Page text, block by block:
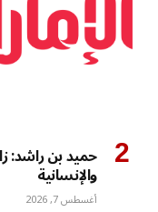
حميد بن راشد:
والإنسانية
أغسطس 7, 2026